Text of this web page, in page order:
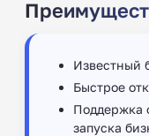
Известный
Быстрое
Поддержка
запуска